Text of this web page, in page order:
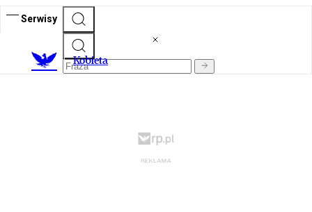
Serwisy
Kobieta